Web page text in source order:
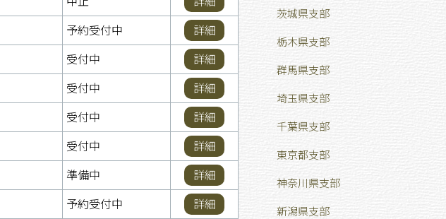
予約受付中
詳細
受付中
詳細
受付中
詳細
受付中
詳細
受付中
詳細
準備中
詳細
予約受付中
詳細
茨城県支部
栃木県支部
群馬県支部
埼玉県支部
千葉県支部
東京都支部
神奈川県支部
新潟県支部